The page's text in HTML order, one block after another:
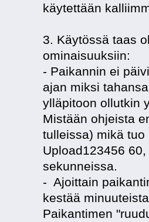
käytettään
3. Käytössä taas
ominaisuuksiin:
- Paikannin ei
ajan miksi
ylläpitoon ollutkin
Mistään ohjeista
tulleissa) mikä
Upload123456
sekunneissa.
- Ajoittain
kestää
Paikantimen